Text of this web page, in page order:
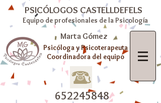
PSICÓLOGOS CASTELLDEFELS
Equipo de profesionales de la Psicología
Psicóloga y Psicoterapeuta
Coordinadora del equipo
Marta Gómez
652245848